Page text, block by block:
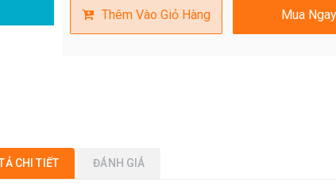
Thêm Vào Giỏ Hàng Mua Ngay
CHI TIẾT ĐÁNH GIÁ